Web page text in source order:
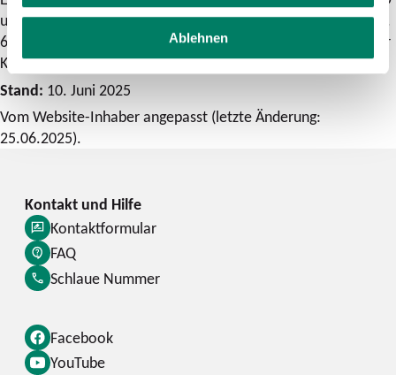
Ablehnen
und/oder auf Basis unseres berechtigten Interesses gem. Art.
6 Abs. 1 lit. f DSGVO zur bedarfsgerechten Abwicklung Deiner
Kontaktanfrage.
Stand: 10. Juni 2025
Vom Website-Inhaber angepasst (letzte Änderung:
25.06.2025).
Facebook
YouTube
Kontaktformular
FAQ
Schlaue Nummer